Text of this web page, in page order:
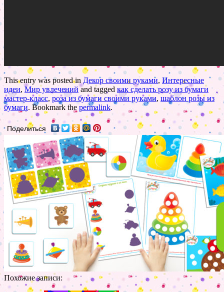
This entry was posted in Декор своими руками, Интересные
идеи, Мир увлеченийand tagged как сделать розу из бумаги
мастер-класс, роза из бумаги своими руками, шаблон розы из
бумаги. Bookmark the permalink.
Поделиться
Похожие записи: